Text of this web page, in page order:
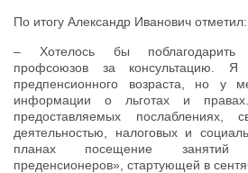
По итогу Александр Иванович отметил:
– Хотелось бы поблагодарить
профсоюзов за консультацию.
предпенсионного возраста, но у
информации о льготах и
предоставляемых послаблениях,
деятельностью, налоговых и
планах посещение занятий
преденсионеров», стартующей в